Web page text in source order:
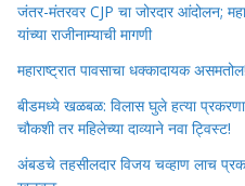
जंतर-मंतरवर CJP चा जोरदार आंदोलन;
यांच्या राजीनाम्याची मागणी
महाराष्ट्रात पावसाचा धक्कादायक
बीडमध्ये खळबळ: विलास घुले हत्या
चौकशी तर महिलेच्या दाव्याने नवा ट्विस्ट!
अंबडचे तहसीलदार विजय चव्हाण लाच